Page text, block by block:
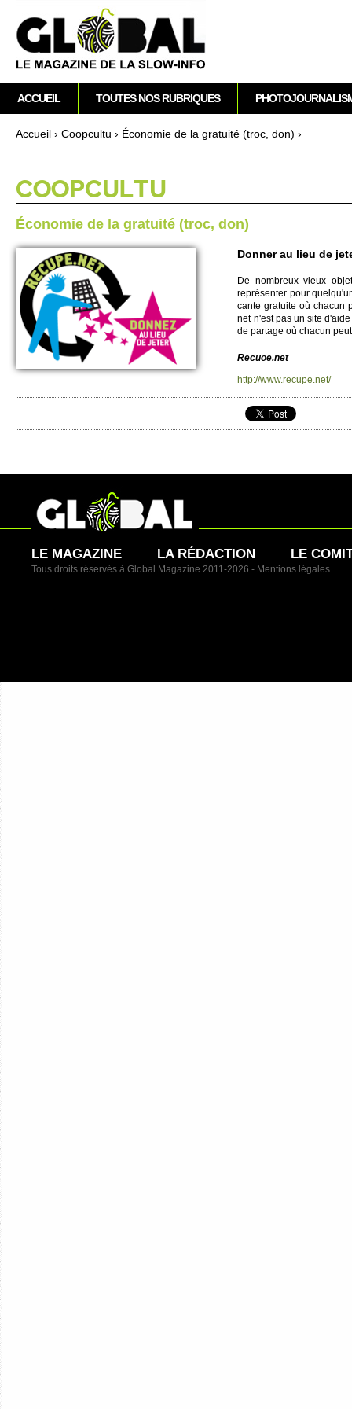
Accueil › Co­opcultu › Écono­mie de la gratuité (troc, don) ›
CO­OPCULTU
Écono­mie de la gratuité (troc, don)
Donner au lieu de
De no­m­breux vieux
représenter pour
cante gratuite où chacun
net n'est pas un site
de partage où chacun
Recuoe.​net
http://​www.​recupe.​net/​
M
e
n
r
i
n
i
a
l
ACCUEIL TOUTES NOS RUBRIQUES
LE MAGAZINE LA RÉDACTION LE
Tous droits réservés à Global Magazine 2011-2026 - Mentions légales